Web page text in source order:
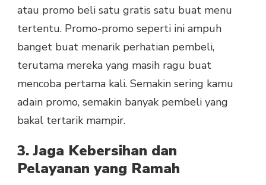
atau promo beli satu gratis satu buat menu
tertentu. Promo-promo seperti ini ampuh
banget buat menarik perhatian pembeli,
terutama mereka yang masih ragu buat
mencoba pertama kali. Semakin sering kamu
adain promo, semakin banyak pembeli yang
bakal tertarik mampir.
3. Jaga Kebersihan dan
Pelayanan yang Ramah